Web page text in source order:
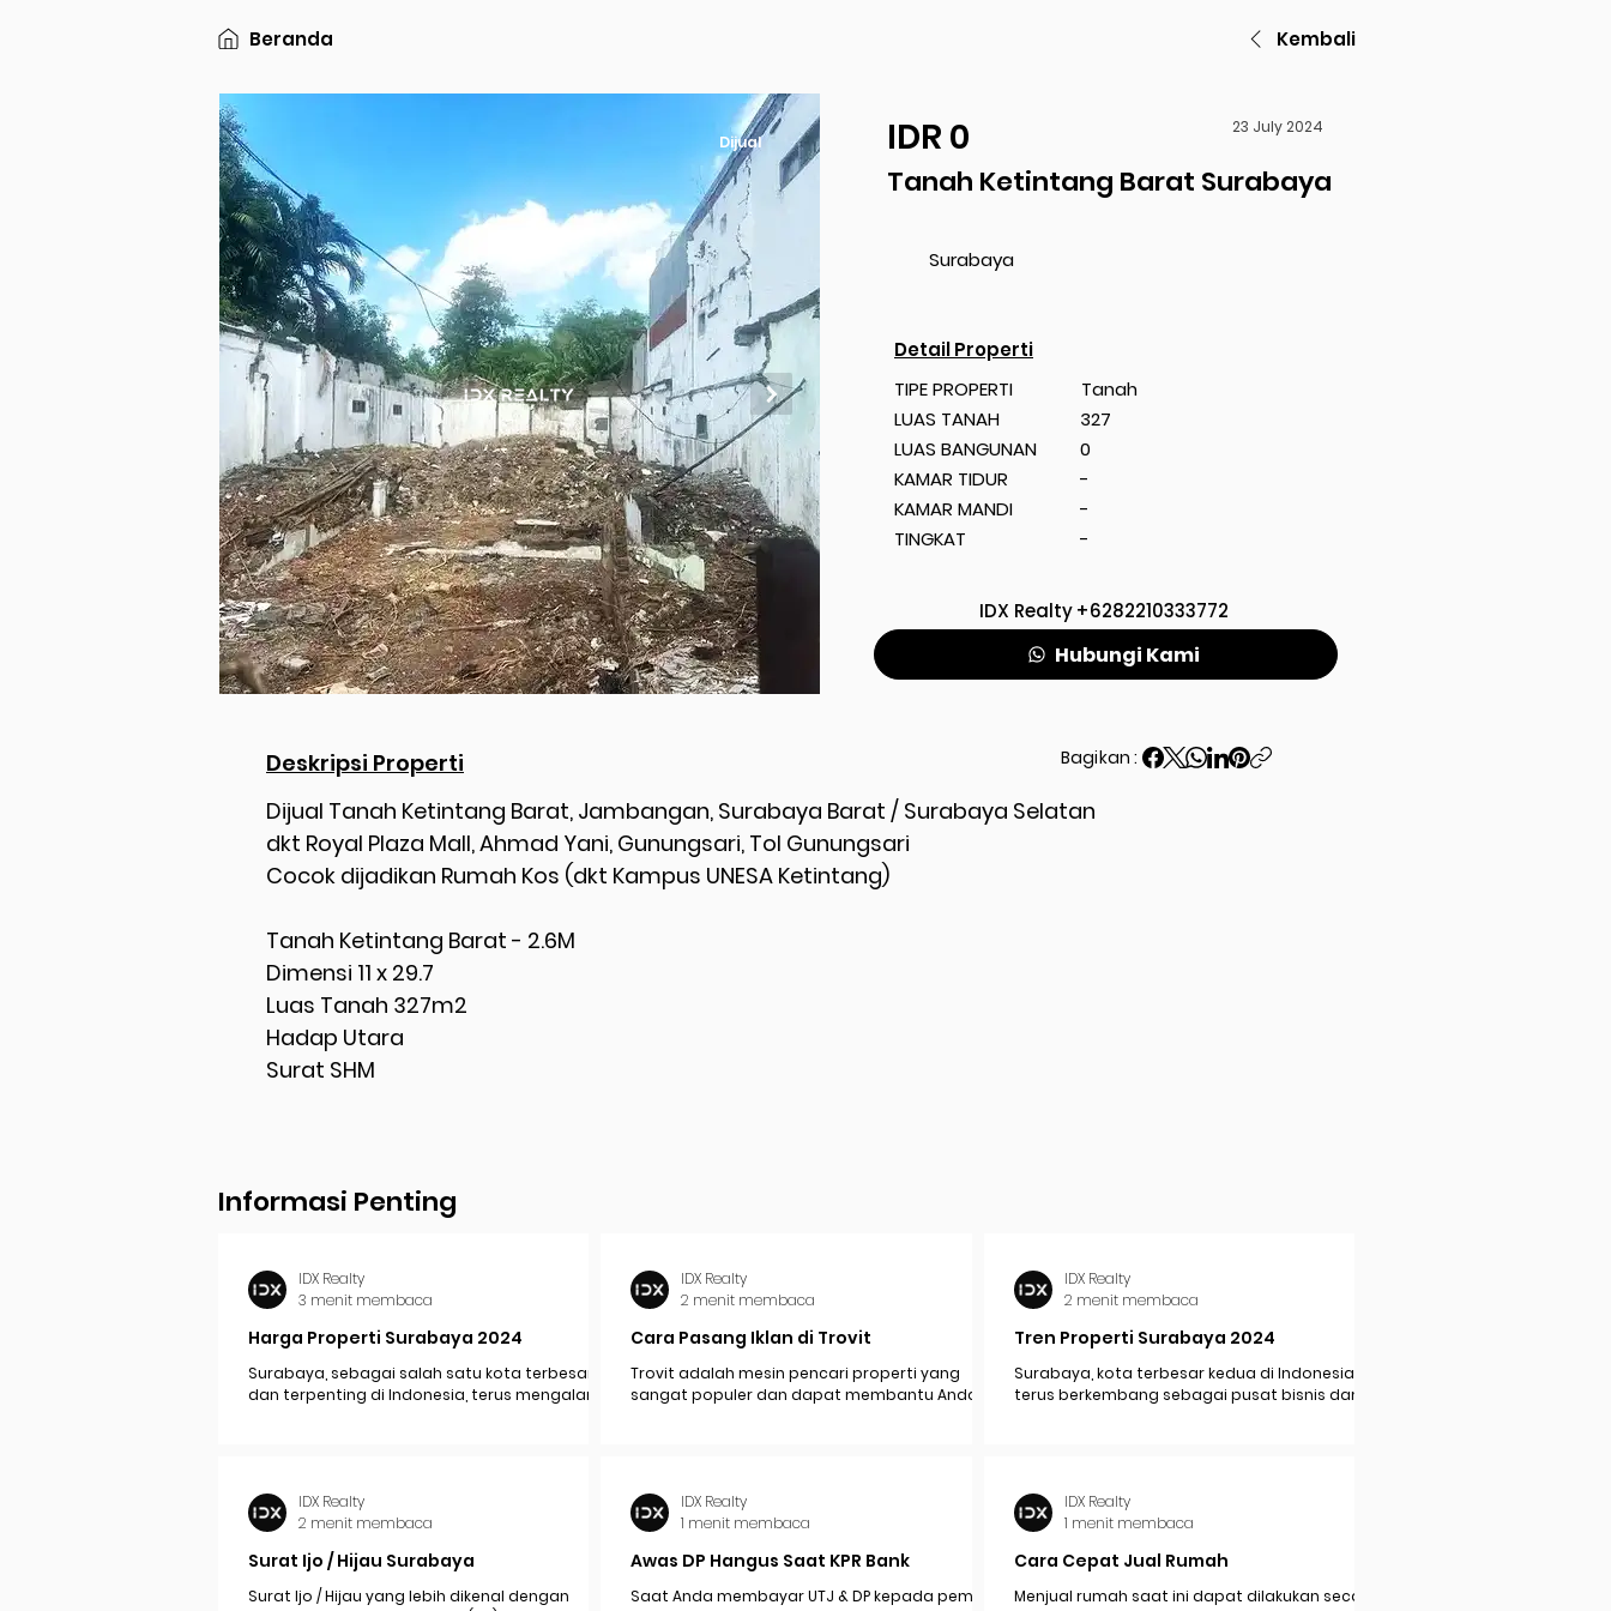
Beranda Kembali
Dijual IDR 0 23 July 2024
Tanah Ketintang Barat Surabaya
Surabaya
Detail Properti
TIPE PROPERTI
LUAS TANAH
LUAS BANGUNAN
KAMAR TIDUR
KAMAR MANDI
TINGKAT
Tanah
327
0
-
-
-
IDX Realty+6282210333772
Hubungi Kami
Deskripsi Properti Bagikan :
Dijual Tanah Ketintang Barat, Jambangan, Surabaya Barat / Surabaya Selatan
dkt Royal Plaza Mall, Ahmad Yani, Gunungsari, Tol Gunungsari
Cocok dijadikan Rumah Kos (dkt Kampus UNESA Ketintang)
Tanah Ketintang Barat - 2.6M
Dimensi 11 x 29.7
Luas Tanah 327m2
Hadap Utara
Surat SHM
Informasi Penting
Harga Properti Surabaya 2024
Surabaya, sebagai salah satu kota terbesar
dan terpenting di Indonesia, terus mengalami
IDX Realty
3 menit membaca
Cara Pasang Iklan di Trovit
Trovit adalah mesin pencari properti yang
sangat populer dan dapat membantu Anda
IDX Realty
2 menit membaca
Tren Properti Surabaya 2024
Surabaya, kota terbesar kedua di Indonesia,
terus berkembang sebagai pusat bisnis dan
IDX Realty
2 menit membaca
Surat Ijo / Hijau Surabaya
Surat Ijo / Hijau yang lebih dikenal dengan
IDX Realty
2 menit membaca
Awas DP Hangus Saat KPR Bank
Saat Anda membayar UTJ & DP kepada pemilik /
IDX Realty
1 menit membaca
Cara Cepat Jual Rumah
Menjual rumah saat ini dapat dilakukan secara
IDX Realty
1 menit membaca